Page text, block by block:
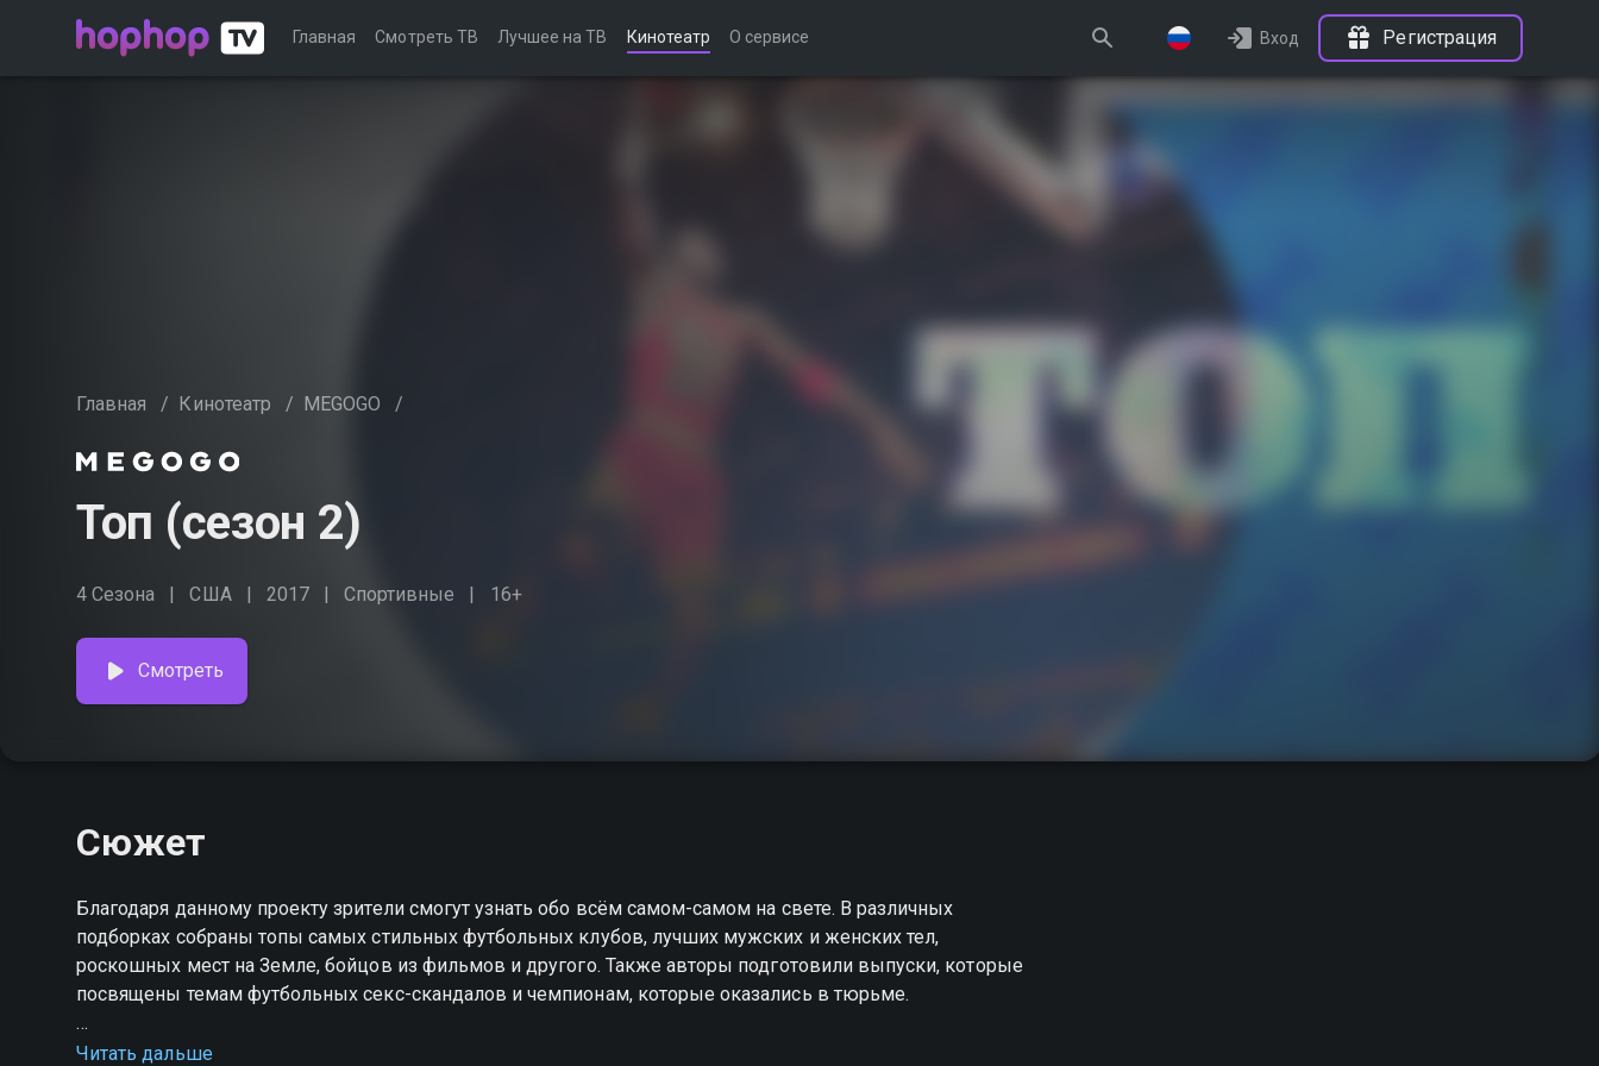
Главная Смотреть ТВ Лучшее на ТВ Кинотеатр О сервисе Вход Регистрация
Главная / Кинотеатр / MEGOGO /
Топ (сезон 2)
4 Сезона США 2017 Спортивные 16+
Смотреть
Сюжет
Благодаря данному проекту зрители смогут узнать обо всём самом-самом на свете. В различных
подборках собраны топы самых стильных футбольных клубов, лучших мужских и женских тел,
роскошных мест на Земле, бойцов из фильмов и другого. Также авторы подготовили выпуски, которые
посвящены темам футбольных секс-скандалов и чемпионам, которые оказались в тюрьме.
Посмотреть онлайн 2 сезон сериала Топ вы можете совершенно бесплатно в хорошем HD качестве на
Читать дальше